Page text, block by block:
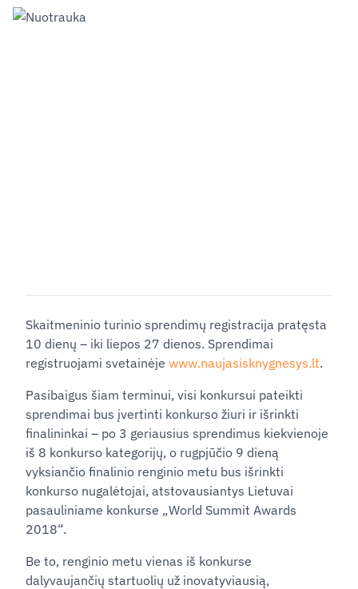
Skaitmeninio turinio sprendimų registracija pratęsta
10 dienų ‒ iki liepos 27 dienos. Sprendimai
registruojami svetainėje www.naujasisknygnesys.lt.
Pasibaigus šiam terminui, visi konkursui pateikti
sprendimai bus įvertinti konkurso žiuri ir išrinkti
finalininkai – po 3 geriausius sprendimus kiekvienoje
iš 8 konkurso kategorijų, o rugpjūčio 9 dieną
vyksiančio finalinio renginio metu bus išrinkti
konkurso nugalėtojai, atstovausiantys Lietuvai
pasauliniame konkurse „World Summit Awards
2018“.
Be to, renginio metu vienas iš konkurse
dalyvaujančių startuolių už inovatyviausią,